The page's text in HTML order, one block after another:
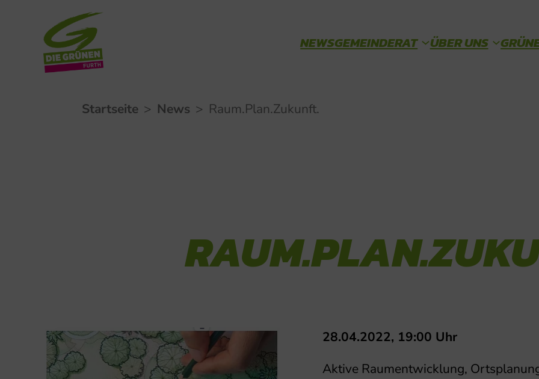
NEWSGEMEINDERAT
ÜBER UNS
Startseite > News > Raum.Plan.Zukunft.
28.04.2022, 19:00 Uhr
Aktive Raumentwicklung,